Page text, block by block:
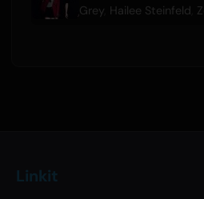
Grey, Hailee Steinfeld
Linkit